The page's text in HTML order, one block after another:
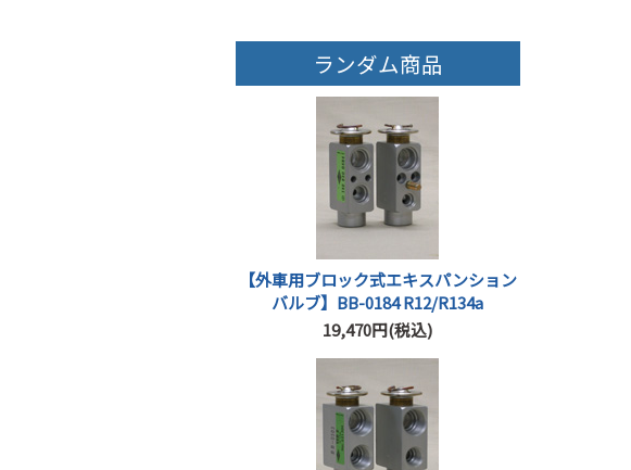
ランダム商品
【外車用ブロック式エキスパンション
バルブ】BB-0184 R12/R134a
19,470円(税込)